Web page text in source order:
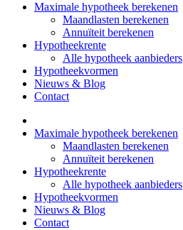
Maximale hypotheek berekenen
Maandlasten berekenen
Annuïteit berekenen
Hypotheekrente
Alle hypotheek aanbieders
Hypotheekvormen
Nieuws & Blog
Contact
Maximale hypotheek berekenen
Maandlasten berekenen
Annuïteit berekenen
Hypotheekrente
Alle hypotheek aanbieders
Hypotheekvormen
Nieuws & Blog
Contact